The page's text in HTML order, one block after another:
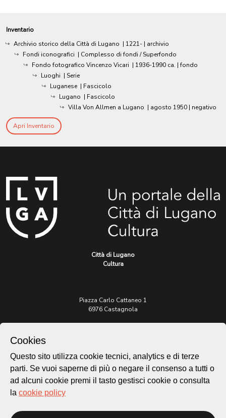
Inventario
Archivio storico della Città di Lugano | 1221- | archivio
Fondi iconografici | Complesso di fondi / Superfondo
Fondo fotografico Vincenzo Vicari | 1936-1990 ca. | fondo
Luoghi | Serie
Luganese | Fascicolo
Lugano | Fascicolo
Villa Von Allmen a Lugano | agosto 1950 | negativo
Apri Inventario
Città di Lugano
Cultura
Piazza Carlo Cattaneo 1
6976 Castagnola
patrimonio@lugano.ch
t. +41 58 866 68 50
Sito istituzionale:
Cookies
Questo sito utilizza cookie tecnici, analytics e di terze
parti. Se vuoi saperne di più o negare il consenso a tutti o
ad alcuni cookie premi il tasto gestisci cookie o consulta
la cookie policy